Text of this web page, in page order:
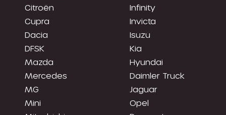
Citroën
Cupra
Dacia
DFSK
Mazda
Mercedes
MG
Mini
Infinity
Invicta
Isuzu
Kia
Hyundai
Daimler Truck
Jaguar
Opel